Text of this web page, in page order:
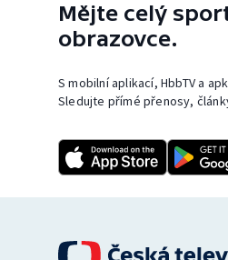
Mějte celý
obrazovce.
S mobilní aplikací, HbbTV a
Sledujte přímé přenosy,